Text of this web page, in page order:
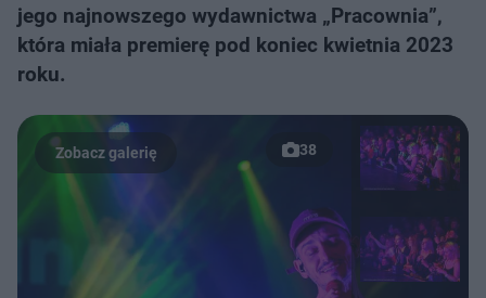
jego najnowszego wydawnictwa „Pracownia”,
która miała premierę pod koniec kwietnia 2023
roku.
38